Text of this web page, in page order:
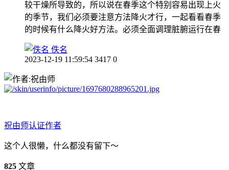
较干燥所导致的，所以说在春季这个特别容易出现上火
的季节，我们必须要注意方法降火才行，一起看看春季
的时候有什么降火好方法。必须全面调理脏腑运行在春
佚名
2023-12-19 11:59:54 3417 0
祝由师认证作者
这个人很懒，什么都没有留下～
825 文章